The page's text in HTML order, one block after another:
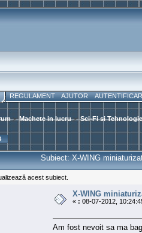
REGULAMENT AJUTOR
> Machete in lucru> Sci-Fi si
Subiect: X-WING
acest subiect.
X-WING
« : 08-07-2012,
Am fost nevoit sa ma